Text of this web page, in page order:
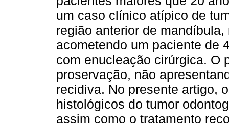
um caso clínico atípico de
região anterior de
acometendo um paciente de
com enucleação cirúrgica. O
proservação, não
recidiva. No presente artigo,
histológicos do tumor
assim como o tratamento